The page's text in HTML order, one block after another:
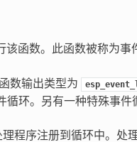
函数。此函数被称为事
数输出类型为
循环。另有一种特殊事件
理程序注册到循环中。处